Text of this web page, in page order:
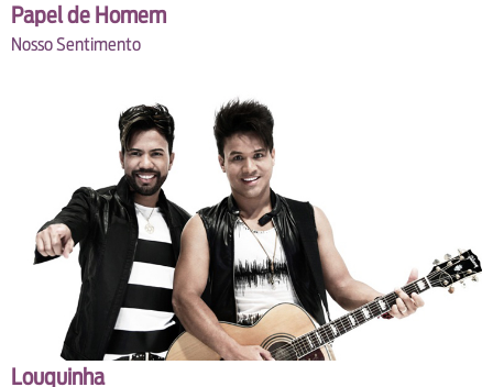
Papel de Homem
Nosso Sentimento
Louquinha